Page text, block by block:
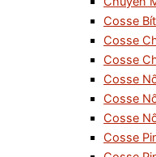
Cosse
Cosse
Cosse
Cosse
Cosse
Cosse
Cosse